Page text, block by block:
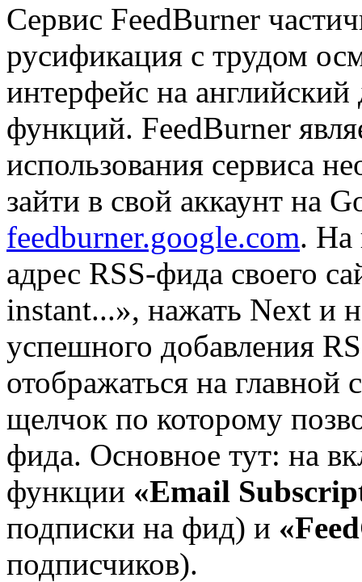
Сервис FeedBurner
русификация с трудом
интерфейс на
функций. FeedBurner
использования сервиса
зайти в свой аккаунт на
feedburner.google.com. На
адрес RSS-фида своего
instant...», нажать Next и
успешного добавления
отображаться на главной
щелчок по которому
фида. Основное тут: на
функции «Email
подписки на фид) и
подписчиков).